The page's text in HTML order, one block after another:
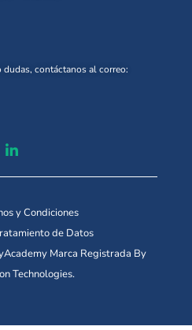
contáctanos al correo:
y Condiciones
de Datos
Marca Registrada By
Technologies.